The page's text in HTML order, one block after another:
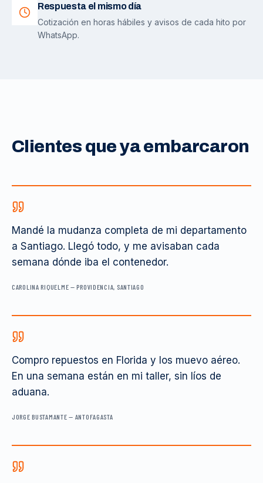
Respuesta el mismo día
Cotización en horas hábiles y avisos de cada hito por
WhatsApp.
Clientes que ya embarcaron
Mandé la mudanza completa de mi departamento
a Santiago. Llegó todo, y me avisaban cada
semana dónde iba el contenedor.
CAROLINA RIQUELME —PROVIDENCIA, SANTIAGO
Compro repuestos en Florida y los muevo aéreo.
En una semana están en mi taller, sin líos de
aduana.
JORGE BUSTAMANTE — ANTOFAGASTA